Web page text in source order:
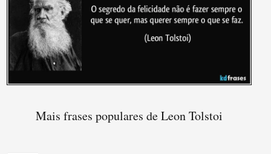
Mais frases populares de Leon Tolstoi